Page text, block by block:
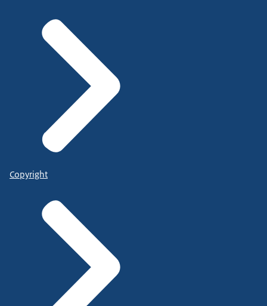
Copyright